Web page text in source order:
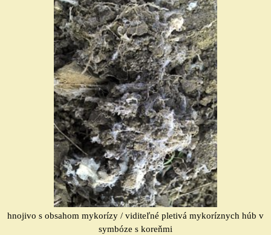
hnojivo s obsahom mykorízy / viditeľné pletivá mykoríznych húb v
symbóze s koreňmi